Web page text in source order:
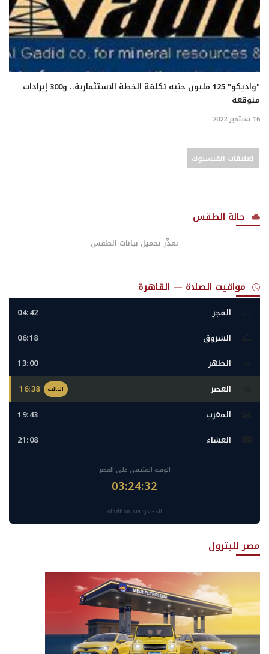
"واديكو" 125 مليون جنيه تكلفة الخطة الاستثمارية.. و300 إيرادات
متوقعة
16 سبتمبر 2022
تعليقات الفيسبوك
حالة الطقس
تعذّر تحميل بيانات الطقس
مواقيت الصلاة — القاهرة
الفجر 04:42
الشروق 06:18
الظهر 13:00
العصر التالية 16:38
المغرب 19:43
العشاء 21:08
الوقت المتبقي على العصر
03:24:30
المصدر: Aladhan API
مصر للبترول